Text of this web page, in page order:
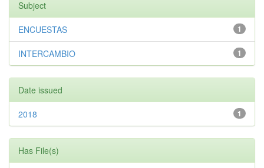
Subject
1
ENCUESTAS
1
INTERCAMBIO
Date issued
1
2018
Has File(s)